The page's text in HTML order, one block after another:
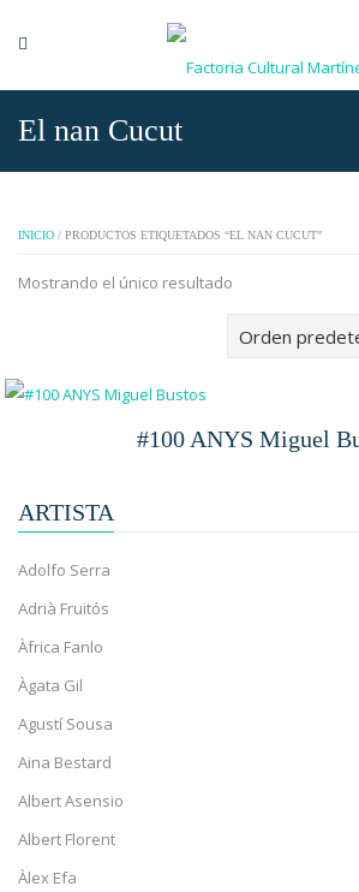
El nan Cucut
INICIO / PRODUCTOS ETIQUETADOS “EL NAN CUCUT”
Mostrando el único resultado
#100 ANYS Miguel
ARTISTA
Adolfo Serra
Adrià Fruitós
Àfrica Fanlo
Àgata Gil
Agustí Sousa
Aina Bestard
Albert Asensio
Albert Florent
Àlex Efa